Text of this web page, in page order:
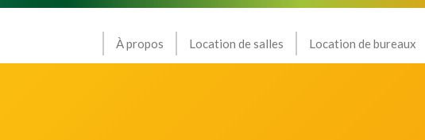
À propos Location de salles Location de bureaux